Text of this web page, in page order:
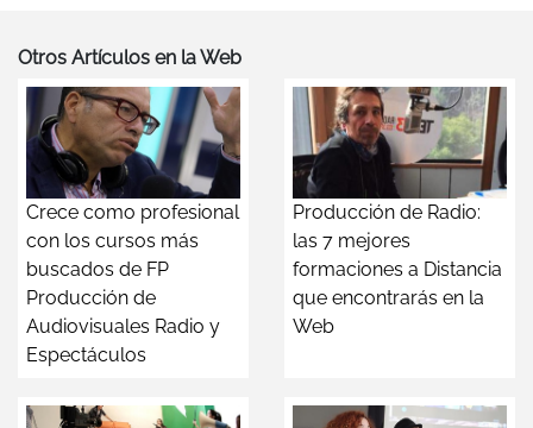
Otros Artículos en la Web
Crece como profesional
con los cursos más
buscados de FP
Producción de
Audiovisuales Radio y
Espectáculos
Producción de Radio:
las 7 mejores
formaciones a Distancia
que encontrarás en la
Web